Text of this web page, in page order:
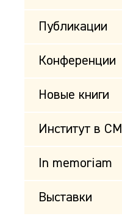
Публикации
Конференции
Новые книги
Институт в
In memoriam
Выставки